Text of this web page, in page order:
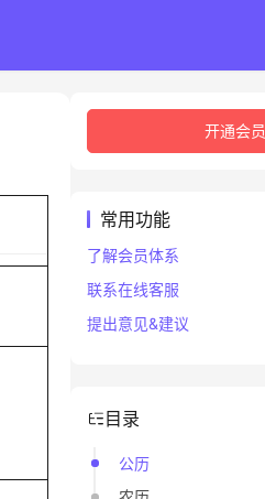
开通会员
常用功能
了解会员体系
联系在线客服
提出意见&建议
目录
公历